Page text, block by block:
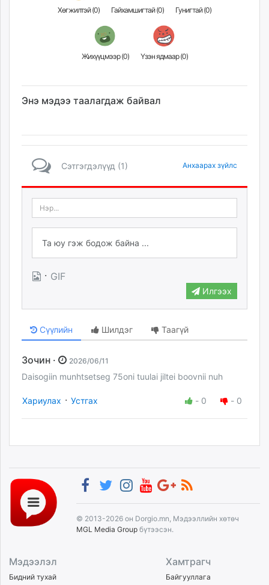
Хөгжилтэй (0) Гайхамшигтай (0) Гунигтай (0)
Жихүүцмээр (0) Үзэн ядмаар (0)
Энэ мэдээ таалагдаж байвал
Сэтгэгдэлүүд (1) Анхаарах зүйлс
· GIF
Илгээх
Сүүлийн Шилдэг Таагүй
Зочин · 2026/06/11
Daisogiin munhtsetseg 75oni tuulai jiltei boovnii nuh
Хариулах · Устгах - 0 - 0
© 2013-2026 он Dorgio.mn, Мэдээллийн хөтөч
MGL Media Group бүтээсэн.
Мэдээлэл
Бидний тухай
Хамтрагч
Байгууллага